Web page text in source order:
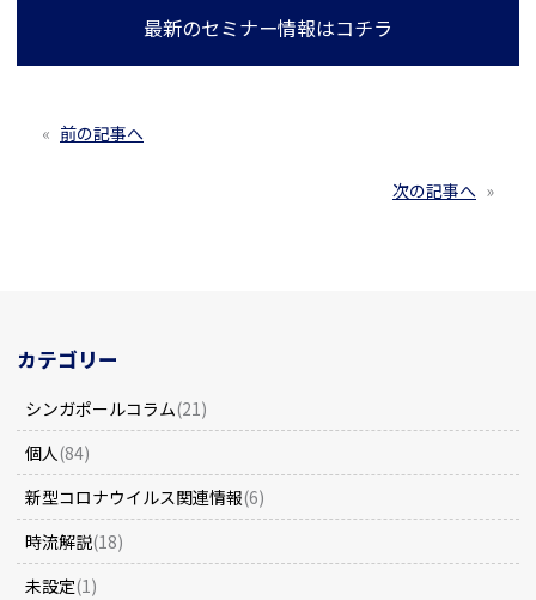
最新のセミナー情報はコチラ
« 前の記事へ
次の記事へ »
カテゴリー
シンガポールコラム(21)
個人 (84)
新型コロナウイルス関連情報(6)
時流解説(18)
未設定(1)